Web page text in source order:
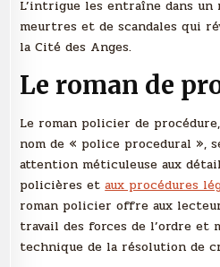
L’intrigue les entraîne dans un
meurtres et de scandales qui
la Cité des Anges.
Le roman de
Le roman policier de
nom de « police procedural »,
attention méticuleuse aux
policières etaux procédures
roman policier offre aux
travail des forces de l’ordre et
technique de la résolution de